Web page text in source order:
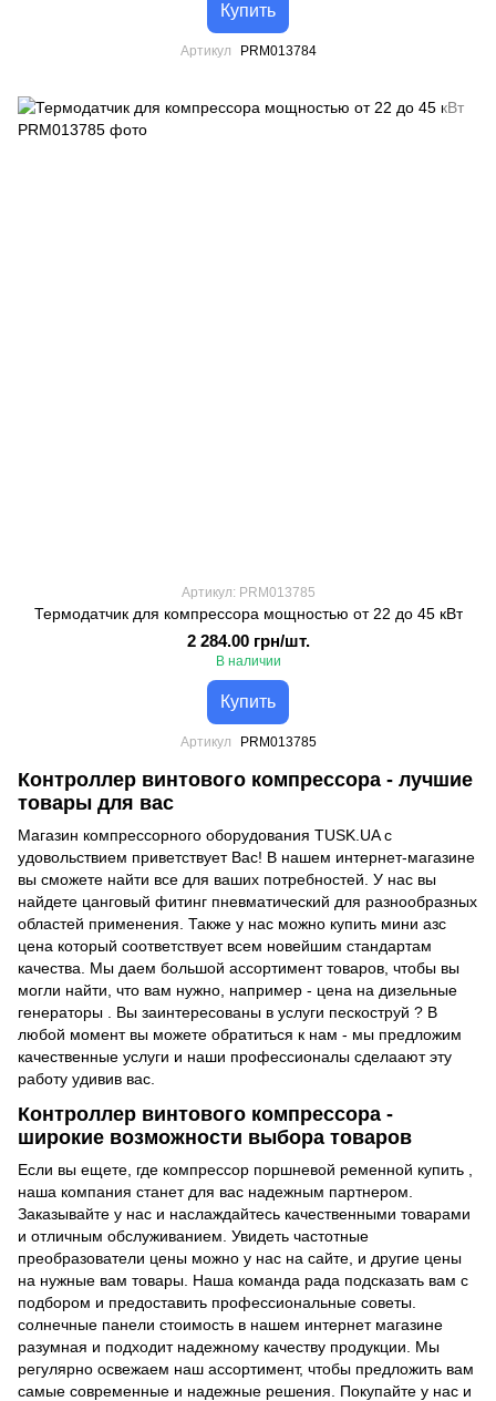
Купить
Артикул PRM013784
Артикул: PRM013785
Термодатчик для компрессора мощностью от 22 до 45 кВт
2 284.00 грн/шт.
В наличии
Купить
Артикул PRM013785
Контроллер винтового компрессора - лучшие
товары для вас
Магазин компрессорного оборудования TUSK.UA с
удовольствием приветствует Вас! В нашем интернет-магазине
вы сможете найти все для ваших потребностей. У нас вы
найдете цанговый фитинг пневматический для разнообразных
областей применения. Также у нас можно купить мини азс
цена который соответствует всем новейшим стандартам
качества. Мы даем большой ассортимент товаров, чтобы вы
могли найти, что вам нужно, например - цена на дизельные
генераторы . Вы заинтересованы в услуги пескоструй ? В
любой момент вы можете обратиться к нам - мы предложим
качественные услуги и наши профессионалы сделаают эту
работу удивив вас.
Контроллер винтового компрессора -
широкие возможности выбора товаров
Если вы ещете, где компрессор поршневой ременной купить
наша компания станет для вас надежным партнером.
Заказывайте у нас и наслаждайтесь качественными товарами
и отличным обслуживанием. Увидеть частотные
преобразователи цены можно у нас на сайте, и другие цены
на нужные вам товары. Наша команда рада подсказать вам с
подбором и предоставить профессиональные советы.
солнечные панели стоимость в нашем интернет магазине
разумная и подходит надежному качеству продукции. Мы
регулярно освежаем наш ассортимент, чтобы предложить вам
самые современные и надежные решения. Покупайте у нас и